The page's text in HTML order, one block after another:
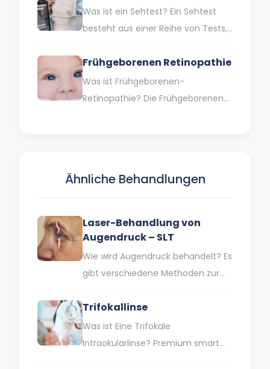
gekennzeichnet ist, dass man
bestimmte Farben oder…
Was ist ein Sehtest? Ein Sehtest
besteht aus einer Reihe von Tests,
Sehvermögen untersucht…
Frühgeborenen Retinopathie
Was ist Frühgeborenen-
Retinopathie? Die Frühgeborenen-
Geburtsgewicht…
Ähnliche Behandlungen
Laser-Behandlung von
Augendruck – SLT
Wie wird Augendruck behandelt? Es
gibt verschiedene Methoden zur
davon ist eine
Laserbehandlungsmethode, die als
SLT-Behandlung…
Trifokallinse
Was ist Eine Trifokale
Intraokularlinse? Premium smart